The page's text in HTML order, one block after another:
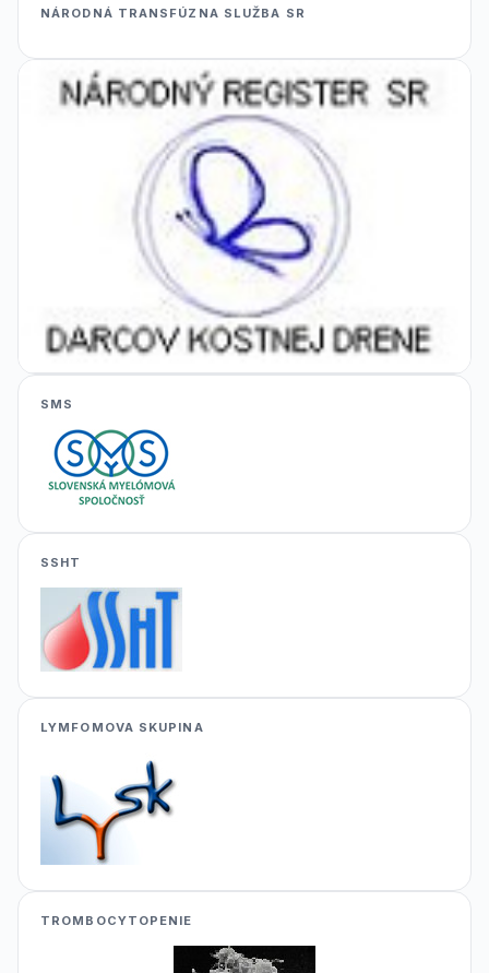
NÁRODNÁ TRANSFÚZNA SLUŽBA SR
SMS
SSHT
LYMFOMOVA SKUPINA
TROMBOCYTOPENIE